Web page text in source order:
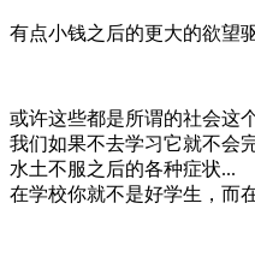
有点小钱之后的更大的欲望
或许这些都是所谓的社会这
我们如果不去学习它就不会
水土不服之后的各种症状...
在学校你就不是好学生，而